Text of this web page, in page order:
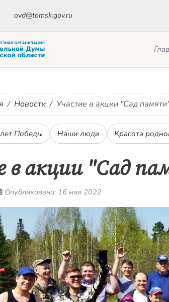
ovd@tomsk.gov.ru
Новости Участие в акции "Сад
Победы Наши люди Красота
в акции "Сад
Опубликовано: 16 мая 2022